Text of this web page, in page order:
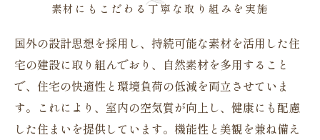
素材にもこだわる丁寧な取り組みを実施
国外の設計思想を採用し、持続可能な素材を活用した住
宅の建設に取り組んでおり、自然素材を多用すること
で、住宅の快適性と環境負荷の低減を両立させていま
す。これにより、室内の空気質が向上し、健康にも配慮
した住まいを提供しています。機能性と美観を兼ね備え